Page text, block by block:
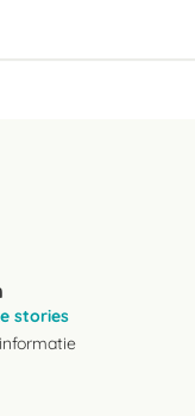
stories